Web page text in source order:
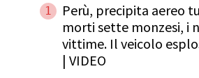
1
Perù, precipita aereo
morti sette monzesi, i
vittime. Il veicolo
| VIDEO